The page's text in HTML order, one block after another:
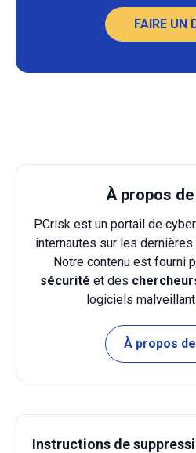
FAIRE UN
À propos
PCrisk est un portail de
internautes sur les
Notre contenu est fourni
sécurité et des
logiciels
À propos
Instructions de